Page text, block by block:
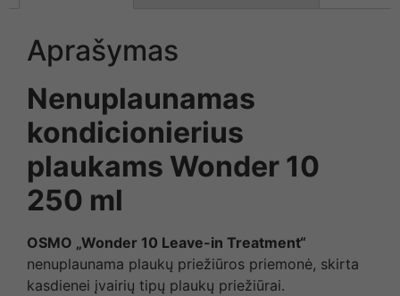
Aprašymas
Nenuplaunamas
kondicionierius
plaukams Wonder 10
250 ml
OSMO „Wonder 10 Leave-in Treatment“
nenuplaunama plaukų priežiūros priemonė, skirta
kasdienei įvairių tipų plaukų priežiūrai.